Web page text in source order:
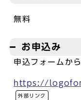
無料
お申込み
申込フォームか
https://
外部リンク